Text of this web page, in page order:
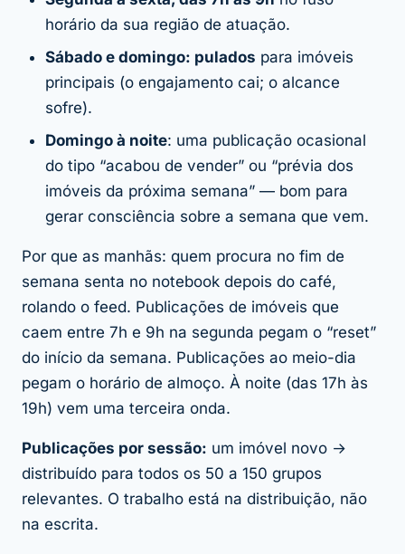
horário da sua região de atuação.
Sábado e domingo: pulados para imóveis
principais (o engajamento cai; o alcance
sofre).
Domingo à noite: uma publicação ocasional
do tipo “acabou de vender” ou “prévia dos
imóveis da próxima semana” — bom para
gerar consciência sobre a semana que vem.
Por que as manhãs: quem procura no fim de
semana senta no notebook depois do café,
rolando o feed. Publicações de imóveis que
caem entre 7h e 9h na segunda pegam o “reset”
do início da semana. Publicações ao meio-dia
pegam o horário de almoço. À noite (das 17h às
19h) vem uma terceira onda.
Publicações por sessão: um imóvel novo →
distribuído para todos os 50 a 150 grupos
relevantes. O trabalho está na distribuição, não
na escrita.